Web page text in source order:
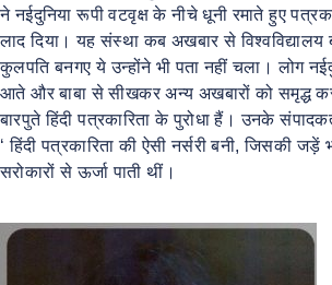
ने नईदुनिया रूपी वटवृक्ष के नीचे धूनी रमाते हुए
लाद दिया। यह संस्था कब अखबार से विश्वविद्यालय
कुलपति बनगए ये उन्होंने भी पता नहीं चला। लोग
आते और बाबा से सीखकर अन्य अखबारों को समृद्ध
बारपुते हिंदी पत्रकारिता के पुरोधा हैं। उनके
‘ हिंदी पत्रकारिता की ऐसी नर्सरी बनी, जिसकी जड़ें
सरोकारों से ऊर्जा पाती थीं।